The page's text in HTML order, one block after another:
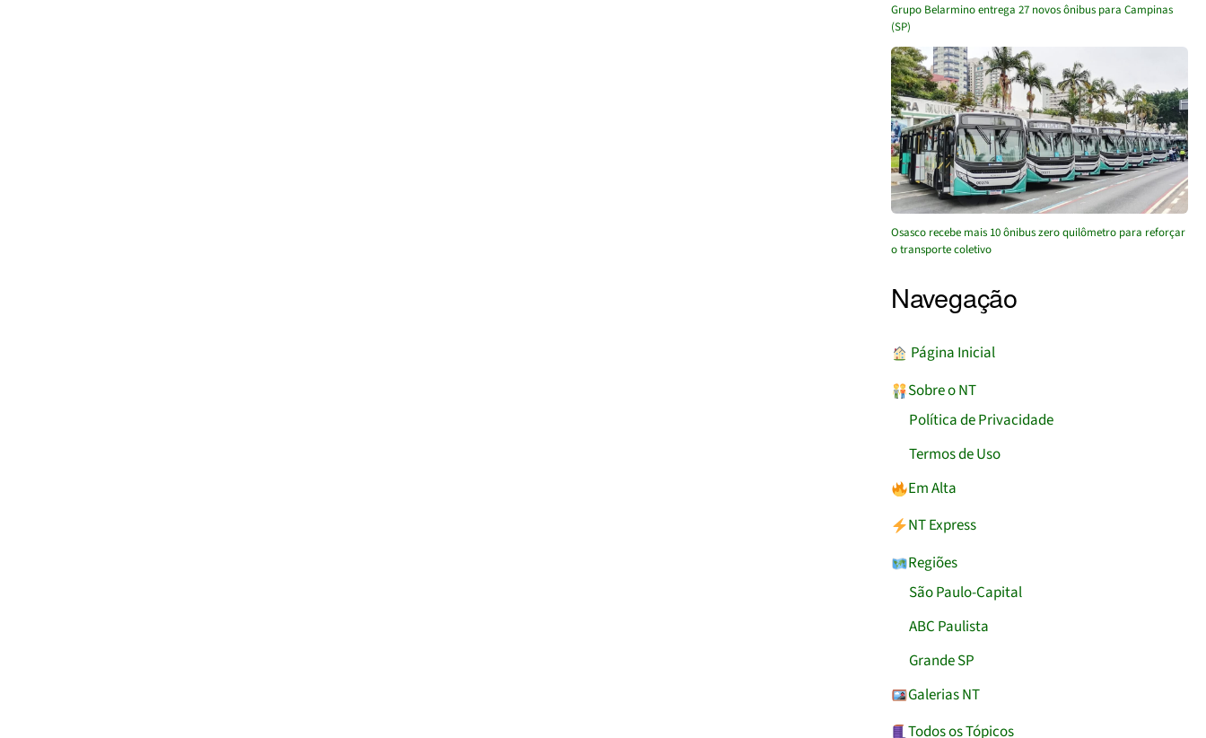
Grupo Belarmino entrega 27 novos ônibus para Campinas
(SP)
Osasco recebe mais 10 ônibus zero quilômetro para reforçar
o transporte coletivo
Navegação
︎ Página Inicial
Sobre o NT
Política de Privacidade
Termos de Uso
Em Alta
NT Express
Regiões
São Paulo-Capital
ABC Paulista
Grande SP
Galerias NT
Todos os Tópicos